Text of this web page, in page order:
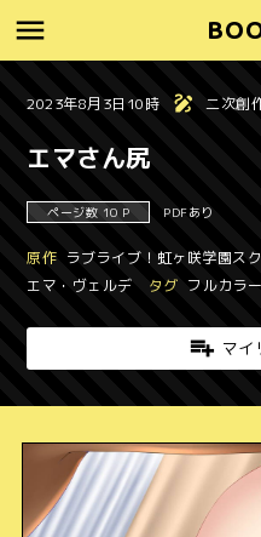
2023年8月3日10時 二次創
エマさん尻
ページ数 10 P PDFあり
原作 ラブライブ！虹ヶ咲学園ス
エマ・ヴェルデ
タグ フルカラー
マイ